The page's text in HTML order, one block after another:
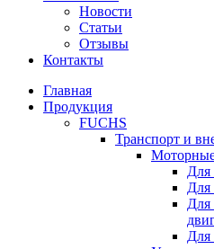
Новости
Статьи
Отзывы
Контакты
Главная
Продукция
FUCHS
Транспорт и
Для
Для
Для
Для